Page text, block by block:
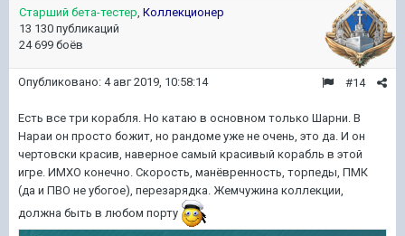
Старший бета-тестер, Коллекционер
13 130 публикаций
24 699 боёв
#14
Опубликовано: 4 авг 2019, 10:58:14
Есть все три корабля. Но катаю в основном только Шарни. В
Нараи он просто божит, но рандоме уже не очень, это да. И он
чертовски красив, наверное самый красивый корабль в этой
игре. ИМХО конечно. Скорость, манёвренность, торпеды, ПМК
(да и ПВО не убогое), перезарядка. Жемчужина коллекции,
должна быть в любом порту